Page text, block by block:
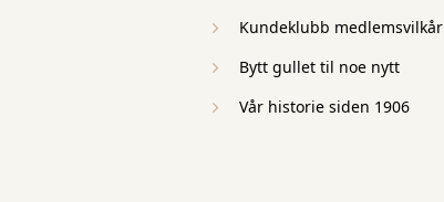
Kundeklubb medlemsvilkår
Bytt gullet til noe nytt
Vår historie siden 1906